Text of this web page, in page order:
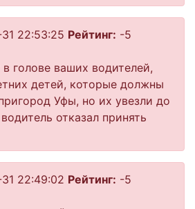
22:53:25 Рейтинг: -5
голове ваших водителей,
детей, которые должны
Уфы, но их увезли до
отказал принять
22:49:02 Рейтинг: -5